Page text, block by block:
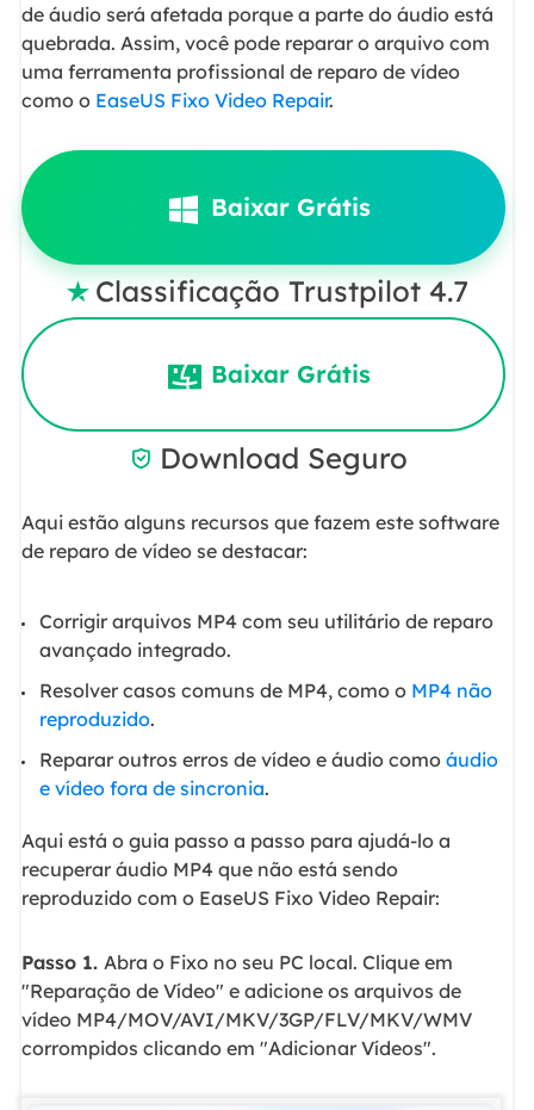
de áudio será afetada porque a parte do áudio está
quebrada. Assim, você pode reparar o arquivo com
uma ferramenta profissional de reparo de vídeo
como o EaseUS Fixo Video Repair.
Baixar Grátis
 Classificação Trustpilot 4.7
Baixar Grátis
 Download Seguro
Aqui estão alguns recursos que fazem este software
de reparo de vídeo se destacar:
Corrigir arquivos MP4 com seu utilitário de reparo
avançado integrado.
Resolver casos comuns de MP4, como o MP4 não
reproduzido.
Reparar outros erros de vídeo e áudio como áudio
e vídeo fora de sincronia.
Aqui está o guia passo a passo para ajudá-lo a
recuperar áudio MP4 que não está sendo
reproduzido com o EaseUS Fixo Video Repair:
Passo 1. Abra o Fixo no seu PC local. Clique em
"Reparação de Vídeo" e adicione os arquivos de
vídeo MP4/MOV/AVI/MKV/3GP/FLV/MKV/WMV
corrompidos clicando em "Adicionar Vídeos".